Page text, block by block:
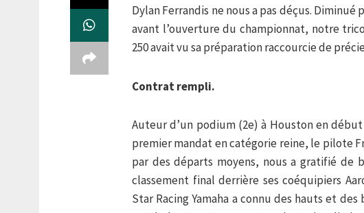
Dylan Ferrandis ne nous a pas déçus.
avant l’ouverture du championnat, notre
250 avait vu sa préparation raccourcie de
Contrat rempli.
Auteur d’un podium (2e) à Houston en
premier mandat en catégorie reine, le pilote
par des départs moyens, nous a gratifié de
classement final derrière ses coéquipiers
Star Racing Yamaha a connu des hauts et